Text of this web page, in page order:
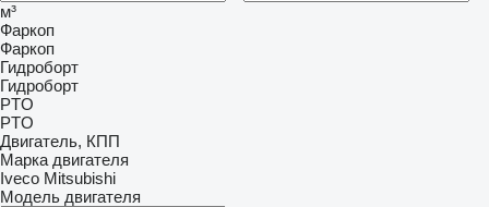
м³
Фаркоп
Фаркоп
Гидроборт
Гидроборт
PTO
PTO
Двигатель, КПП
Марка двигателя
Iveco Mitsubishi
Модель двигателя